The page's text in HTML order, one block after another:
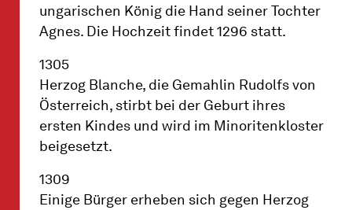
ungarischen König die Hand seiner Tochter
Agnes. Die Hochzeit findet 1296 statt.
1305
Herzog Blanche, die Gemahlin Rudolfs von
Österreich, stirbt bei der Geburt ihres
ersten Kindes und wird im Minoritenkloster
beigesetzt.
1309
Einige Bürger erheben sich gegen Herzog